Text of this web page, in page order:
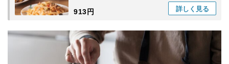
913円 詳しく 見る